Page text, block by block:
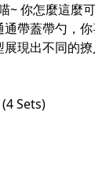
~ 你怎麼這麼
帶蓋帶勺，
現出不同的
Sets)